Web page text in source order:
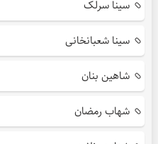
سینا سرلک
سینا شعبانخانی
شاهین بنان
شهاب رمضان